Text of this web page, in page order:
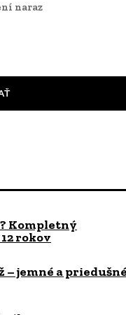
naraz
Kompletný
rokov
– jemné a